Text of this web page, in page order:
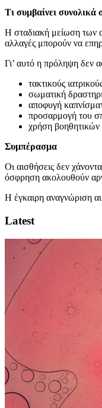
Τι συμβαίνει συνολικά
Η σταδιακή μείωση των
αλλαγές μπορούν να
Γι’ αυτό η πρόληψη δεν
τακτικούς
σωματική
αποφυγή
προσαρμογή του
χρήση βοηθητικών
Συμπέρασμα
Οι αισθήσεις δεν
όσφρηση ακολουθούν
Η έγκαιρη αναγνώριση
Latest